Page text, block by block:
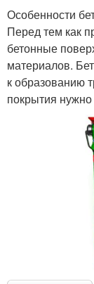
Особенности
Перед тем как
бетонные
материалов.
к образованию
покрытия нужно